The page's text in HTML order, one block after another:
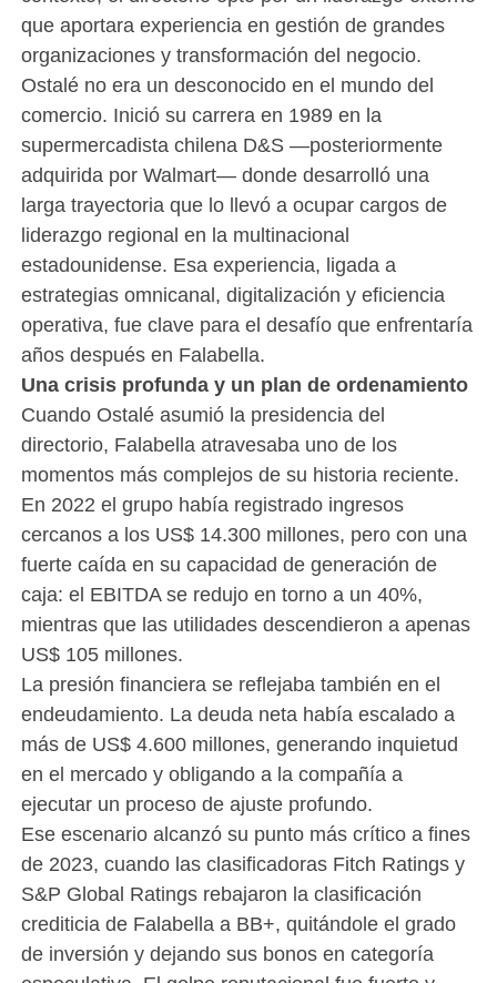
que aportara experiencia en gestión de grandes
organizaciones y transformación del negocio.
Ostalé no era un desconocido en el mundo del
comercio. Inició su carrera en 1989 en la
supermercadista chilena D&S —posteriormente
adquirida por Walmart— donde desarrolló una
larga trayectoria que lo llevó a ocupar cargos de
liderazgo regional en la multinacional
estadounidense. Esa experiencia, ligada a
estrategias omnicanal, digitalización y eficiencia
operativa, fue clave para el desafío que enfrentaría
años después en Falabella.
Una crisis profunda y un plan de ordenamiento
Cuando Ostalé asumió la presidencia del
directorio, Falabella atravesaba uno de los
momentos más complejos de su historia reciente.
En 2022 el grupo había registrado ingresos
cercanos a los US$ 14.300 millones, pero con una
fuerte caída en su capacidad de generación de
caja: el EBITDA se redujo en torno a un 40%,
mientras que las utilidades descendieron a apenas
US$ 105 millones.
La presión financiera se reflejaba también en el
endeudamiento. La deuda neta había escalado a
más de US$ 4.600 millones, generando inquietud
en el mercado y obligando a la compañía a
ejecutar un proceso de ajuste profundo.
Ese escenario alcanzó su punto más crítico a fines
de 2023, cuando las clasificadoras Fitch Ratings y
S&P Global Ratings rebajaron la clasificación
crediticia de Falabella a BB+, quitándole el grado
de inversión y dejando sus bonos en categoría